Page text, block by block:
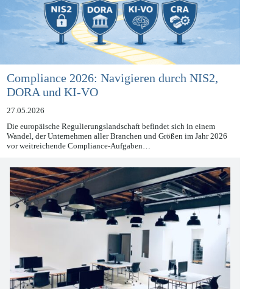
Compliance 2026: Navigieren durch NIS2,
DORA und KI-VO
27.05.2026
Die europäische Regulierungslandschaft befindet sich in einem
Wandel, der Unternehmen aller Branchen und Größen im Jahr 2026